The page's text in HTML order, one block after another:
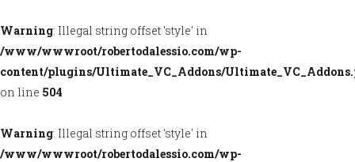
Warning: Illegal string offset 'style' in
/www/wwwroot/robertodalessio.com/wp-
content/plugins/Ultimate_VC_Addons/
on line 504
Warning: Illegal string offset 'style' in
/www/wwwroot/robertodalessio.com/wp-